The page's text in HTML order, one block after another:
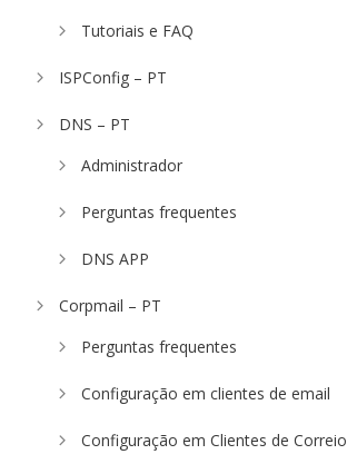
Tutoriais e FAQ
ISPConfig – PT
DNS – PT
Administrador
Perguntas frequentes
DNS APP
Corpmail – PT
Perguntas frequentes
Configuração em clientes de email
Configuração em Clientes de Correio